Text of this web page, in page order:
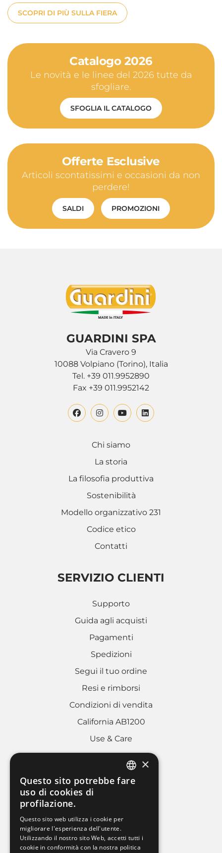
SCOPRI DI PIÙ SULLA FIERA
Catalogo 2026
Le novità e le linee del 2026 tutte da
sfogliare.
SFOGLIA IL CATALOGO
Offerte Esclusive
Articoli scontatissimi e occasioni da non
perdere!
SALDI PROMOZIONI
GUARDINI SPA
Via Cravero 9
10088 Volpiano (Torino), Italia
Tel. +39 011.9952890
Fax +39 011.9952142
Chi siamo
La storia
La filosofia produttiva
Sostenibilità
Modello organizzativo 231
Codice etico
Contatti
SERVIZIO CLIENTI
Supporto
Guida agli acquisti
Pagamenti
Spedizioni
Segui il tuo ordine
Resi e rimborsi
Condizioni di vendita
California AB1200
Use & Care
AREA LEGALE
Cookies policy
Whistleblowing
Dati societari
ITALIAN
×
Questo sito potrebbe fare
uso di cookies di
profilazione.
Questo sito web utilizza i cookie per
migliorare l'esperienza dell'utente.
Utilizzando il nostro sito Web, accetti tutti i
cookie in conformità con la nostra politica